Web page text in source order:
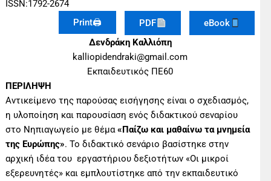
ISSN:1792-2674
Print🖨
PDF
eBook
Δενδράκη Καλλιόπη
kalliopidendraki@gmail.com
Εκπαιδευτικός ΠΕ60
ΠΕΡΙΛΗΨΗ
Αντικείμενο της παρούσας εισήγησης είναι ο σχεδιασμός,
η υλοποίηση και παρουσίαση ενός διδακτικού σεναρίου
στο Νηπιαγωγείο με θέμα«Παίζω και μαθαίνω τα μνημεία
της Ευρώπης». Το διδακτικό σενάριο βασίστηκε στην
αρχική ιδέα του εργαστήριου δεξιοτήτων «Οι μικροί
εξερευνητές» και εμπλουτίστηκε από την εκπαιδευτικό